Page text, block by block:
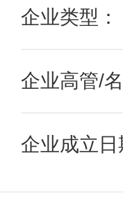
企业类型
企业高管/
企业成立